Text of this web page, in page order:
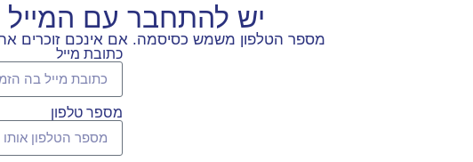
יש להתחבר עם
מספר הטלפון משמש כסיסמה. אם אינכם זוכרים
כתובת מייל
מספר טלפון